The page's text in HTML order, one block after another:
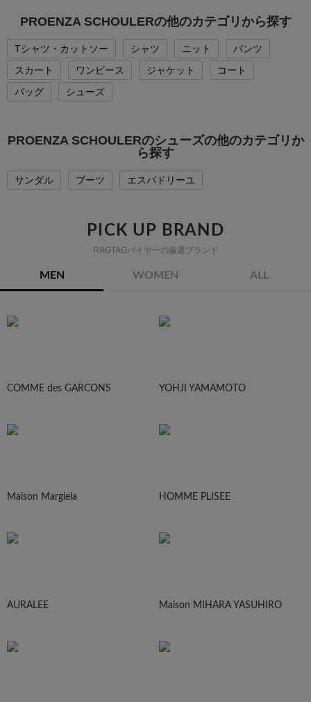
PROENZA SCHOULERの他のカテゴリから探す
Tシャツ・カットソー シャツ ニット
パンツ
スカート
ワンピース ジャケット
コート
バッグ
シューズ
PROENZA SCHOULERのシューズの他のカテゴリか
ら探す
サンダル ブーツ エスパドリーユ
PICK UP BRAND
RAGTAGバイヤーの厳選ブランド
MEN WOMEN ALL
COMME des GARCONS YOHJI YAMAMOTO
Maison Margiela HOMME PLISEE
AURALEE Maison MIHARA YASUHIRO